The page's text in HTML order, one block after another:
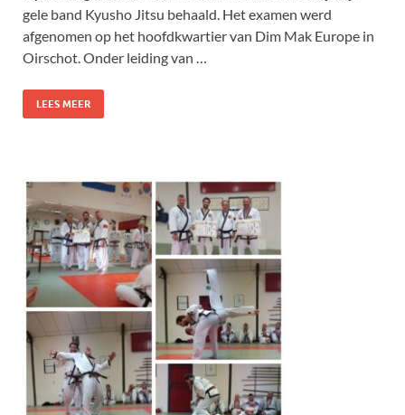
gele band Kyusho Jitsu behaald. Het examen werd
afgenomen op het hoofdkwartier van Dim Mak Europe in
Oirschot. Onder leiding van …
LEES MEER